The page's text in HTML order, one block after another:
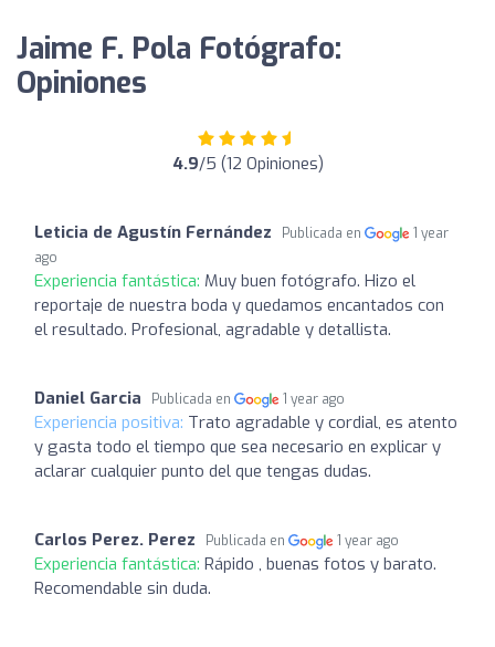
Jaime F. Pola Fotógrafo:
Opiniones
4.9/5 (12 Opiniones)
Leticia de Agustín Fernández Publicada en
1 year
ago
Experiencia fantástica: Muy buen fotógrafo. Hizo el
reportaje de nuestra boda y quedamos encantados con
el resultado. Profesional, agradable y detallista.
Daniel Garcia Publicada en 1 year ago
Experiencia positiva: Trato agradable y cordial, es atento
y gasta todo el tiempo que sea necesario en explicar y
aclarar cualquier punto del que tengas dudas.
Carlos Perez. Perez Publicada en 1 year ago
Experiencia fantástica: Rápido , buenas fotos y barato.
Recomendable sin duda.